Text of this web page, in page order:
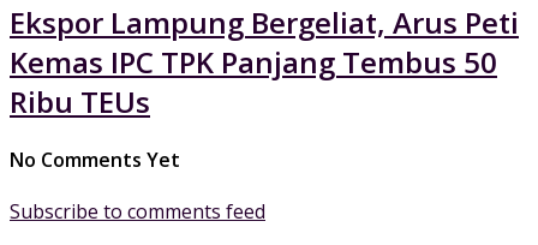
Ekspor Lampung Bergeliat, Arus Peti
Kemas IPC TPK Panjang Tembus 50
Ribu TEUs
No Comments Yet
Subscribe to comments feed